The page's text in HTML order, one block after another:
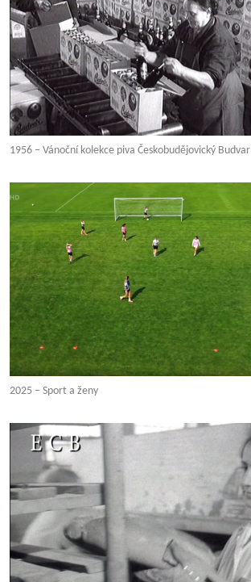
1956 – Vánoční kolekce piva Českobudějovický Budvar
2025 – Sport a ženy